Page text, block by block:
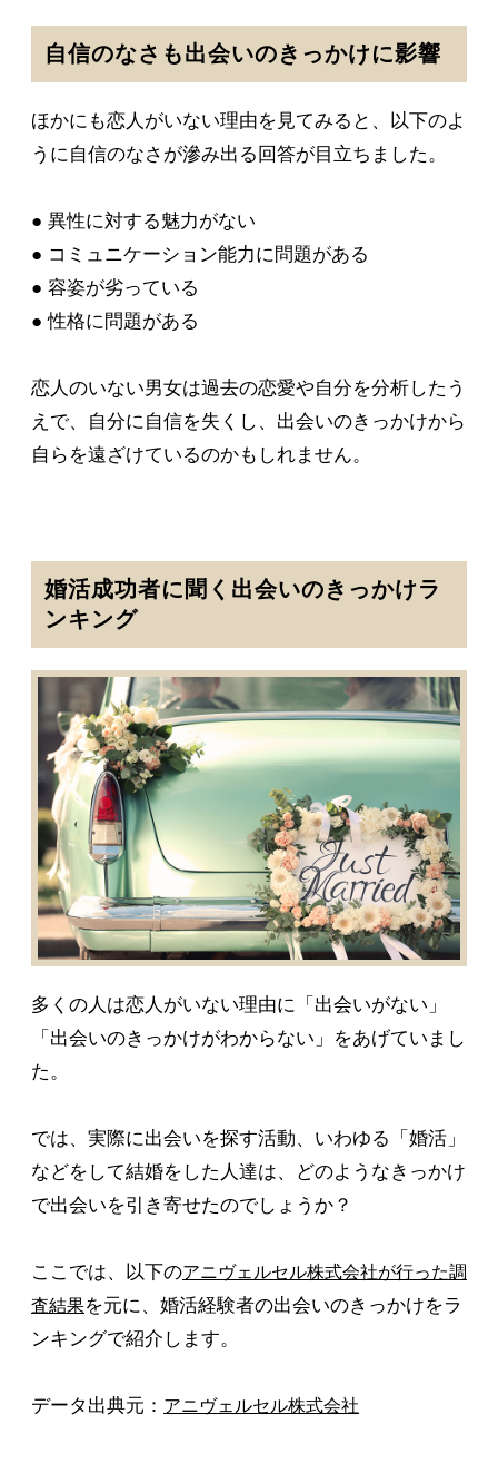
自信のなさも出会いのきっかけに影響
ほかにも恋人がいない理由を見てみると、以下のよ
うに自信のなさが滲み出る回答が目立ちました。
● 異性に対する魅力がない
● コミュニケーション能力に問題がある
● 容姿が劣っている
● 性格に問題がある
恋人のいない男女は過去の恋愛や自分を分析したう
えで、自分に自信を失くし、出会いのきっかけから
自らを遠ざけているのかもしれません。
婚活成功者に聞く出会いのきっかけラ
ンキング
多くの人は恋人がいない理由に「出会いがない」
「出会いのきっかけがわからない」をあげていまし
た。
では、実際に出会いを探す活動、いわゆる「婚活」
などをして結婚をした人達は、どのようなきっかけ
で出会いを引き寄せたのでしょうか？
ここでは、以下のアニヴェルセル株式会社が行った調
査結果を元に、婚活経験者の出会いのきっかけをラ
ンキングで紹介します。
データ出典元： アニヴェルセル株式会社